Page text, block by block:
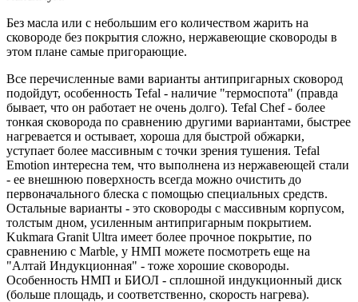
Без масла или с небольшим его количеством жарить на
сковороде без покрытия сложно, нержавеющие сковороды в
этом плане самые пригорающие.
Все перечисленные вами варианты антипригарных сковород
подойдут, особенность Tefal - наличие "термоспота" (правда
бывает, что он работает не очень долго). Tefal Chef - более
тонкая сковорода по сравнению другими вариантами, быстрее
нагревается и остывает, хороша для быстрой обжарки,
уступает более массивным с точки зрения тушения. Tefal
Emotion интересна тем, что выполнена из нержавеющей стали
- ее внешнюю поверхность всегда можно очистить до
первоначального блеска с помощью специальных средств.
Остальные варианты - это сковороды с массивным корпусом,
толстым дном, усиленным антипригарным покрытием.
Kukmara Granit Ultra имеет более прочное покрытие, по
сравнению с Marble, у НМП можете посмотреть еще на
"Алтай Индукционная" - тоже хорошие сковороды.
Особенность НМП и БИОЛ - сплошной индукционный диск
(больше площадь, и соответственно, скорость нагрева).